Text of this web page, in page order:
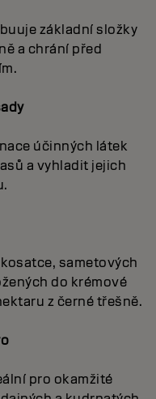
základní složky
a chrání před
účinných látek
a vyhladit jejich
sametových
do krémové
z černé třešně.
pro okamžité